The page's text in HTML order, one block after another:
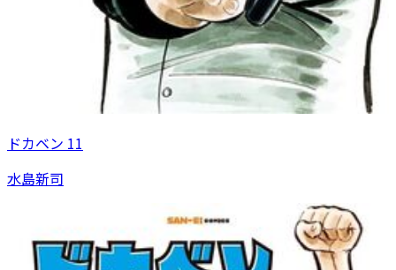
ドカベン 11
水島新司